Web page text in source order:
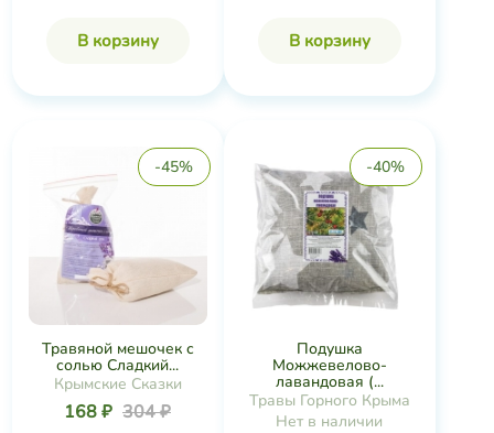
В корзину В корзину
-45%
Травяной мешочек с
солью Сладкий...
Крымские Сказки
168 ₽ 304 ₽
-40%
Подушка
Можжевелово-
лавандовая (...
Травы Горного Крыма
Нет в наличии